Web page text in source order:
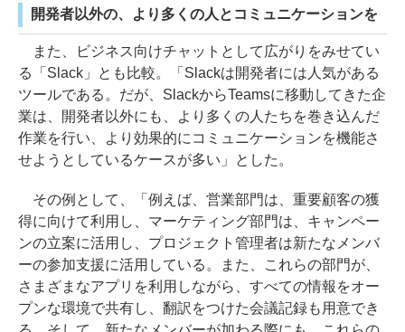
開発者以外の、より多くの人とコミュニケーションを
また、ビジネス向けチャットとして広がりをみせてい
る「Slack」とも比較。「Slackは開発者には人気がある
ツールである。だが、SlackからTeamsに移動してきた企
業は、開発者以外にも、より多くの人たちを巻き込んだ
作業を行い、より効果的にコミュニケーションを機能さ
せようとしているケースが多い」とした。
その例として、「例えば、営業部門は、重要顧客の獲
得に向けて利用し、マーケティング部門は、キャンペー
ンの立案に活用し、プロジェクト管理者は新たなメンバ
ーの参加支援に活用している。また、これらの部門が、
さまざまなアプリを利用しながら、すべての情報をオー
プンな環境で共有し、翻訳をつけた会議記録も用意でき